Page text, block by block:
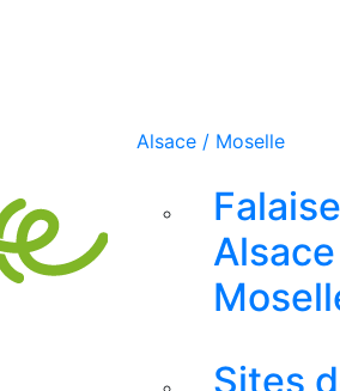
Alsace / Moselle
Sites